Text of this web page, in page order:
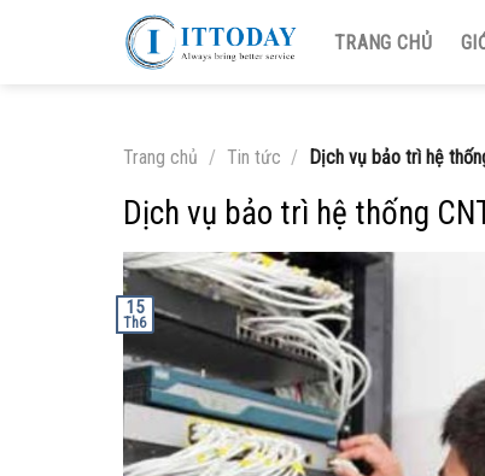
TRANG CHỦ
Trang chủ / Tin tức / Dịch vụ bảo trì hệ
Dịch vụ bảo trì hệ thống
15
Th6